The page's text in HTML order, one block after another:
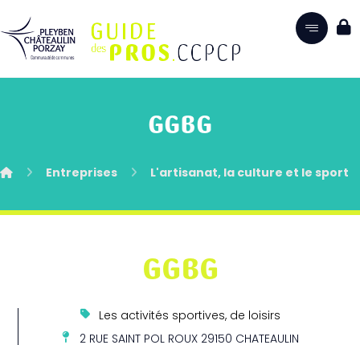
GGBG
Entreprises L'artisanat, la culture et le sport
GGBG
Les activités sportives, de loisirs
2 RUE SAINT POL ROUX 29150 CHATEAULIN